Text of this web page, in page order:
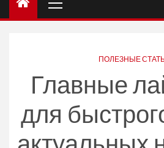
Menu
ПОЛЕЗНЫЕ
Главные
для